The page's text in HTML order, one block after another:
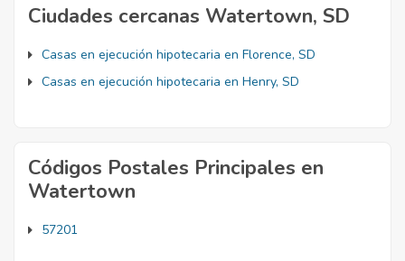
Ciudades cercanas Watertown, SD
Casas en ejecución hipotecaria en Florence, SD
Casas en ejecución hipotecaria en Henry, SD
Códigos Postales Principales en
Watertown
57201